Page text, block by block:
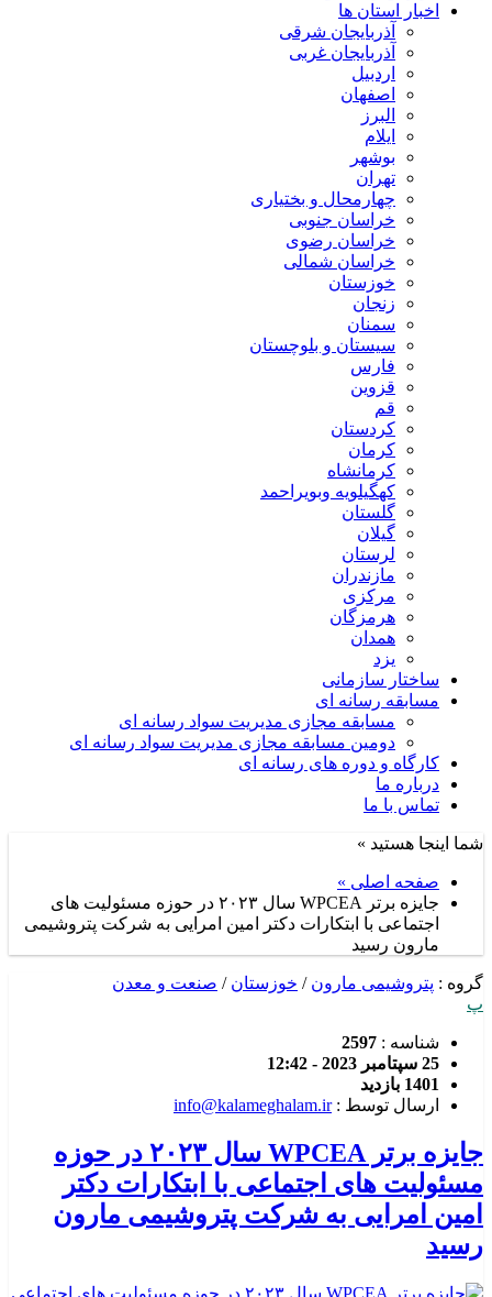
اخبار استان ها
آذربایجان شرقی
آذربایجان غربی
اردبیل
اصفهان
البرز
ایلام
بوشهر
تهران
چهارمحال و بختیاری
خراسان جنوبی
خراسان رضوی
خراسان شمالی
خوزستان
زنجان
سمنان
سیستان و بلوچستان
فارس
قزوین
قم
کردستان
کرمان
کرمانشاه
کهگیلویه وبویراحمد
گلستان
گیلان
لرستان
مازندران
مرکزی
هرمزگان
همدان
یزد
ساختار سازمانی
مسابقه رسانه ای
مسابقه مجازی مدیریت سواد رسانه ای
دومین مسابقه مجازی مدیریت سواد رسانه ای
کارگاه و دوره های رسانه ای
درباره ما
تماس با ما
شما اینجا هستید »
صفحه اصلی »
جایزه برتر WPCEA سال ۲۰۲۳ در حوزه مسئولیت های
اجتماعی با ابتکارات دکتر امین امرایی به شرکت پتروشیمی
مارون رسید
گروه : پتروشیمی مارون / خوزستان / صنعت و معدن
پ
شناسه : 2597
25 سپتامبر 2023 - 12:42
1401 بازدید
ارسال توسط :info@kalameghalam.ir
جایزه برتر WPCEA سال ۲۰۲۳ در حوزه
مسئولیت های اجتماعی با ابتکارات دکتر
امین امرایی به شرکت پتروشیمی مارون
رسید